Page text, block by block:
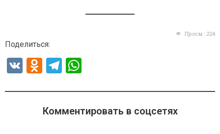
Просм.: 224
Поделиться:
V
O
n
o
T
e
gr
at
s
Комментировать в соцсетях